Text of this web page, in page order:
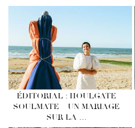
ÉDITORIAL : HOULGATE
SOULMATE – UN MARIAGE
SUR LA …